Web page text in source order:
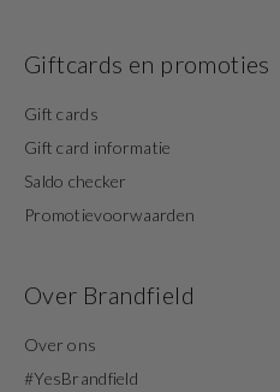
Giftcards en promoties
Gift cards
Gift card informatie
Saldo checker
Promotievoorwaarden
Over Brandfield
Over ons
#YesBrandfield